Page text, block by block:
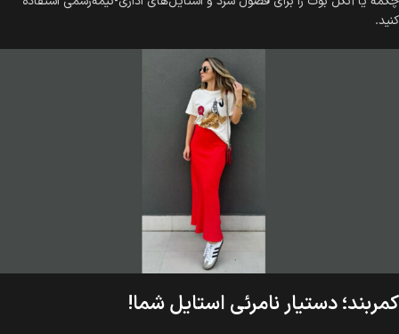
کنید.
کمربند؛ دستیار نامرئی استایل شما!